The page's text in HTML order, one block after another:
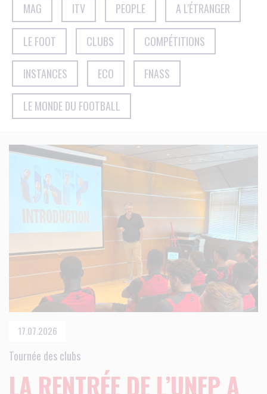
MAG ITV PEOPLE A L'ÉTRANGER
LE FOOT CLUBS COMPÉTITIONS
INSTANCES ECO FNASS
LE MONDE DU FOOTBALL
17.07.2026
Tournée des clubs
LA RENTRÉE DE L’UNFP A